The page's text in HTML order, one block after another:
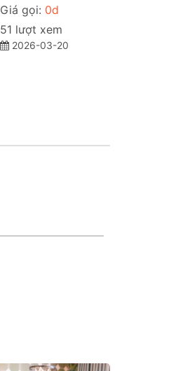
Giá gọi: 0d
51 lượt xem
2026-03-20